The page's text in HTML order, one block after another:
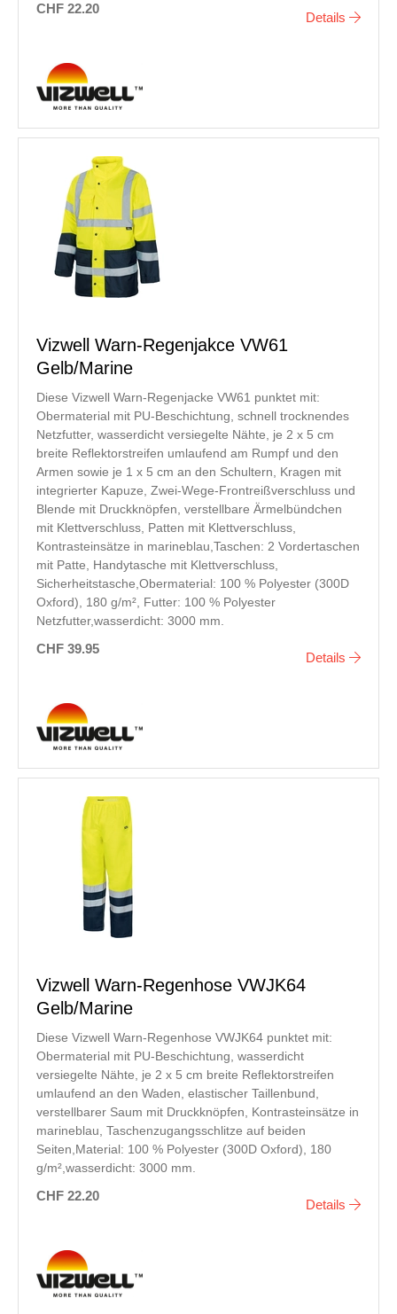
CHF 22.20
Details
Vizwell Warn-Regenjakce VW61
Gelb/Marine
Diese Vizwell Warn-Regenjacke VW61 punktet mit:
Obermaterial mit PU-Beschichtung, schnell trocknendes
Netzfutter, wasserdicht versiegelte Nähte, je 2 x 5 cm
breite Reflektorstreifen umlaufend am Rumpf und den
Armen sowie je 1 x 5 cm an den Schultern, Kragen mit
integrierter Kapuze, Zwei-Wege-Frontreißverschluss und
Blende mit Druckknöpfen, verstellbare Ärmelbündchen
mit Klettverschluss, Patten mit Klettverschluss,
Kontrasteinsätze in marineblau,Taschen: 2 Vordertaschen
mit Patte, Handytasche mit Klettverschluss,
Sicherheitstasche,Obermaterial: 100 % Polyester (300D
Oxford), 180 g/m², Futter: 100 % Polyester
Netzfutter,wasserdicht: 3000 mm.
CHF 39.95
Details
Vizwell Warn-Regenhose VWJK64
Gelb/Marine
Diese Vizwell Warn-Regenhose VWJK64 punktet mit:
Obermaterial mit PU-Beschichtung, wasserdicht
versiegelte Nähte, je 2 x 5 cm breite Reflektorstreifen
umlaufend an den Waden, elastischer Taillenbund,
verstellbarer Saum mit Druckknöpfen, Kontrasteinsätze in
marineblau, Taschenzugangsschlitze auf beiden
Seiten,Material: 100 % Polyester (300D Oxford), 180
g/m²,wasserdicht: 3000 mm.
CHF 22.20
Details